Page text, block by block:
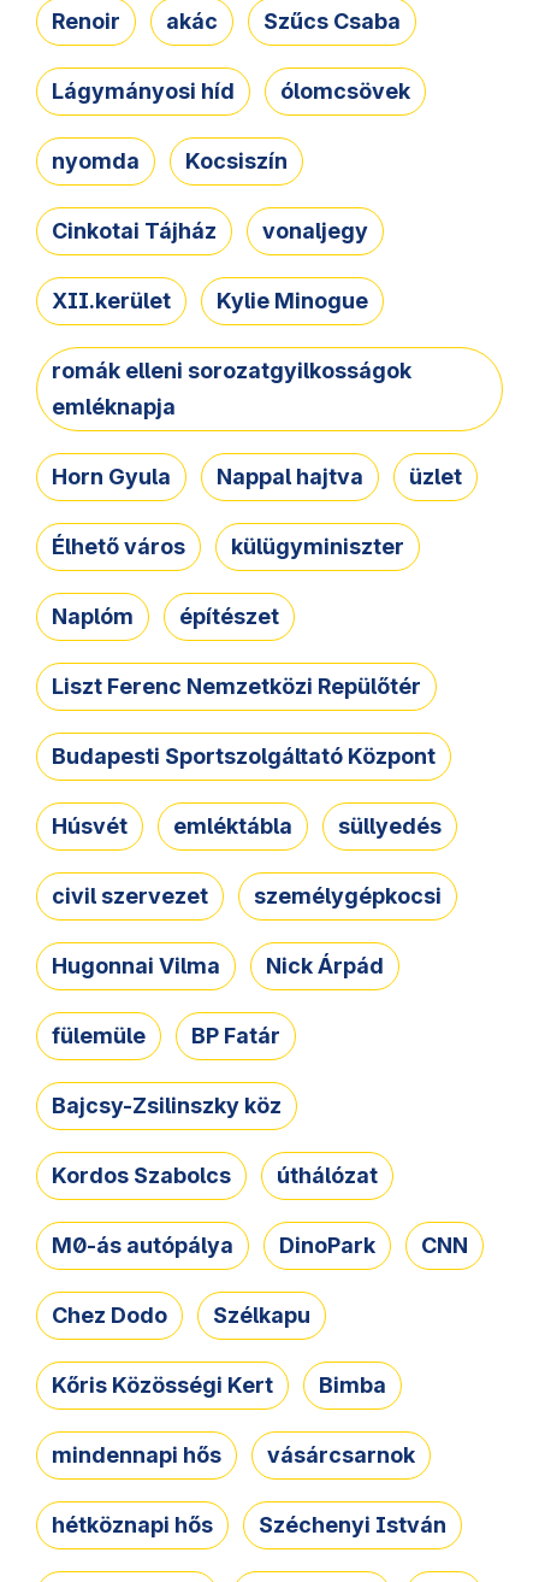
Renoir akác Szűcs Csaba
Lágymányosi híd ólomcsövek
nyomda Kocsiszín
Cinkotai Tájház vonaljegy
XII.kerület Kylie Minogue
romák elleni sorozatgyilkosságok
emléknapja
Horn Gyula Nappal hajtva üzlet
Élhető város külügyminiszter
Naplóm építészet
Liszt Ferenc Nemzetközi Repülőtér
Budapesti Sportszolgáltató Központ
Húsvét emléktábla süllyedés
civil szervezet személygépkocsi
Hugonnai Vilma Nick Árpád
fülemüle BP Fatár
Bajcsy-Zsilinszky köz
Kordos Szabolcs úthálózat
M0-ás autópálya DinoPark CNN
Chez Dodo Szélkapu
Kőris Közösségi Kert Bimba
mindennapi hős vásárcsarnok
hétköznapi hős Széchenyi István